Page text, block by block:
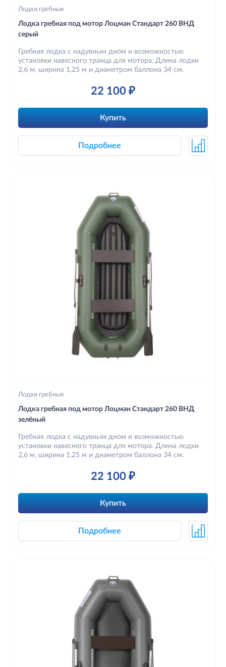
Лодки гребные
Лодка гребная под мотор Лоцман Стандарт 260 ВНД
серый
Гребная лодка с надувным дном и возможностью
установки навесного транца для мотора. Длина лодки
2,6 м, ширина 1,25 м и диаметром баллона 34 см.
22 100 ₽
Купить
Подробнее
Лодки гребные
Лодка гребная под мотор Лоцман Стандарт 260 ВНД
зелёный
Гребная лодка с надувным дном и возможностью
установки навесного транца для мотора. Длина лодки
2,6 м, ширина 1,25 м и диаметром баллона 34 см.
22 100 ₽
Купить
Подробнее